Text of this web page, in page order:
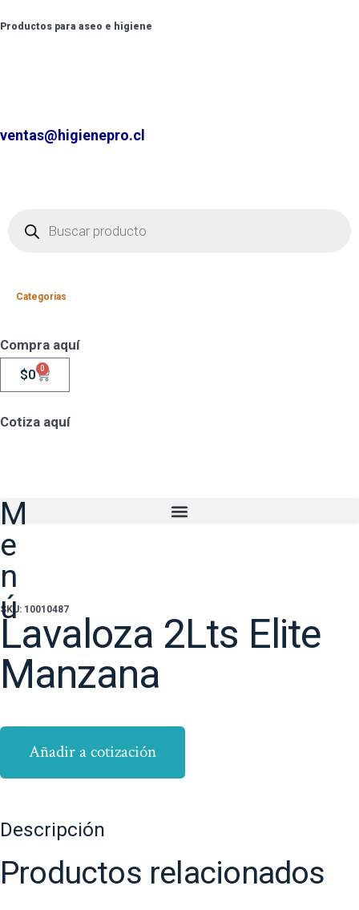
Productos para aseo e higiene
ventas@higienepro.cl
Categorias
Compra aquí
$0 0
Cotiza aquí
M
e
n
ú
SKU: 10010487
Lavaloza 2Lts Elite
Manzana
Añadir a cotización
Descripción
Productos relacionados